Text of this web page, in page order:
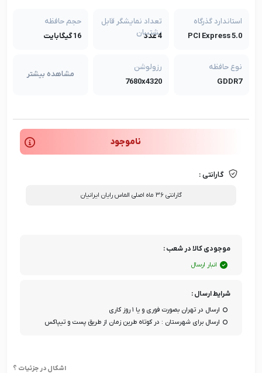
استاندارد گذرگاه
PCI Express 5.0
تعداد نمایشگر قابل
پشتیبان
4 عدد
حجم حافظه
16 گیگابایت
نوع حافظه
GDDR7
رزولوشن
7680x4320
مشاهده بیشتر
ناموجود
گارانتی :
گارانتی ۳۶ ماه اصلی الماس رایان ایرانیان
موجودی کالا در شعب :
انبار ارسال
شرایط ارسال :
ارسال در تهران بصورت فوری و یا ۱ روز کاری
ارسال برای شهرستان : در کوتاه طرین زمان از طریق پست و تیپاکس
اشکال در جزئیات ؟